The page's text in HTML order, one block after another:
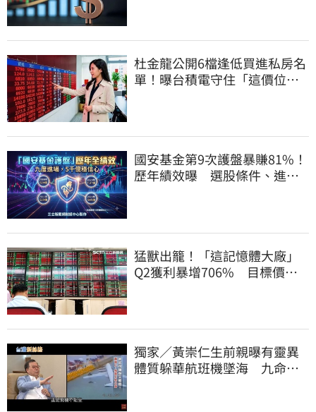
杜金龍公開6檔逢低買進私房名
單！曝台積電守住「這價位」
國安基金第9次護盤暴賺81%！
歷年績效曝 選股條件、進場
猛獸出籠！「這記憶體大廠」
Q2獲利暴增706% 目標價上
獨家／黃崇仁生前親曝有靈異
體質躲華航班機墜海 九命怪